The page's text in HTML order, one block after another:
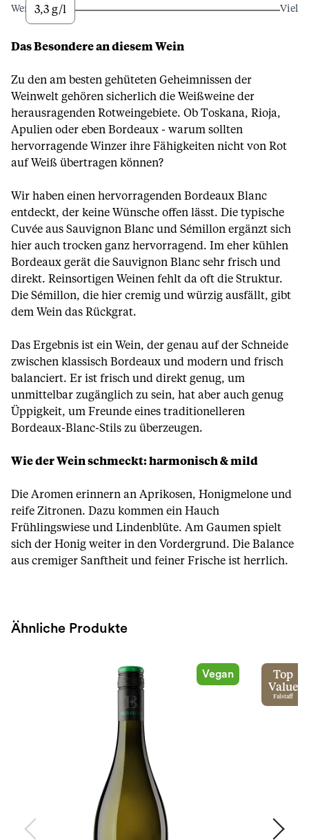
Wenig3,3 g/l Viel
Das Besondere an diesem Wein
Zu den am besten gehüteten Geheimnissen der
Weinwelt gehören sicherlich die Weißweine der
herausragenden Rotweingebiete. Ob Toskana, Rioja,
Apulien oder eben Bordeaux - warum sollten
hervorragende Winzer ihre Fähigkeiten nicht von Rot
auf Weiß übertragen können?
Wir haben einen hervorragenden Bordeaux Blanc
entdeckt, der keine Wünsche offen lässt. Die typische
Cuvée aus Sauvignon Blanc und Sémillon ergänzt sich
hier auch trocken ganz hervorragend. Im eher kühlen
Bordeaux gerät die Sauvignon Blanc sehr frisch und
direkt. Reinsortigen Weinen fehlt da oft die Struktur.
Die Sémillon, die hier cremig und würzig ausfällt, gibt
dem Wein das Rückgrat.
Das Ergebnis ist ein Wein, der genau auf der Schneide
zwischen klassisch Bordeaux und modern und frisch
balanciert. Er ist frisch und direkt genug, um
unmittelbar zugänglich zu sein, hat aber auch genug
Üppigkeit, um Freunde eines traditionelleren
Bordeaux-Blanc-Stils zu überzeugen.
Wie der Wein schmeckt: harmonisch & mild
Die Aromen erinnern an Aprikosen, Honigmelone und
reife Zitronen. Dazu kommen ein Hauch
Frühlingswiese und Lindenblüte. Am Gaumen spielt
sich der Honig weiter in den Vordergrund. Die Balance
aus cremiger Sanftheit und feiner Frische ist herrlich.
Ähnliche Produkte
Vegan
Top
Value
Falstaff